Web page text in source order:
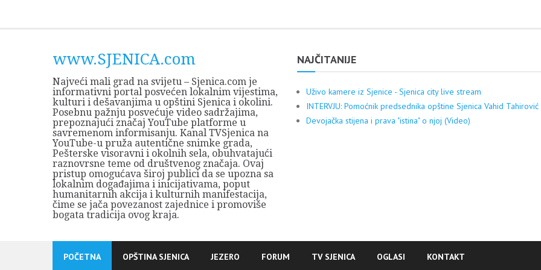
www.SJENICA.com
Najveći mali grad na svijetu – Sjenica.com je
informativni portal posvećen lokalnim vijestima,
kulturi i dešavanjima u opštini Sjenica i okolini.
Posebnu pažnju posvećuje video sadržajima,
prepoznajući značaj YouTube platforme u
savremenom informisanju. Kanal TVSjenica na
YouTube-u pruža autentične snimke grada,
Pešterske visoravni i okolnih sela, obuhvatajući
raznovrsne teme od društvenog značaja. Ovaj
pristup omogućava široj publici da se upozna sa
lokalnim događajima i inicijativama, poput
humanitarnih akcija i kulturnih manifestacija,
čime se jača povezanost zajednice i promoviše
bogata tradicija ovog kraja.
NAJČITANIJE
Uživo kamere iz Sjenice - Sjenica city live stream
INTERVJU: Pomoćnik predsednika opštine Sjenica Vahid Tahirović
Devojačka stijena i prava "istina" o njoj (Video)
POČETNA OPŠTINA SJENICA JEZERO FORUM TV SJENICA OGLASI KONTAKT